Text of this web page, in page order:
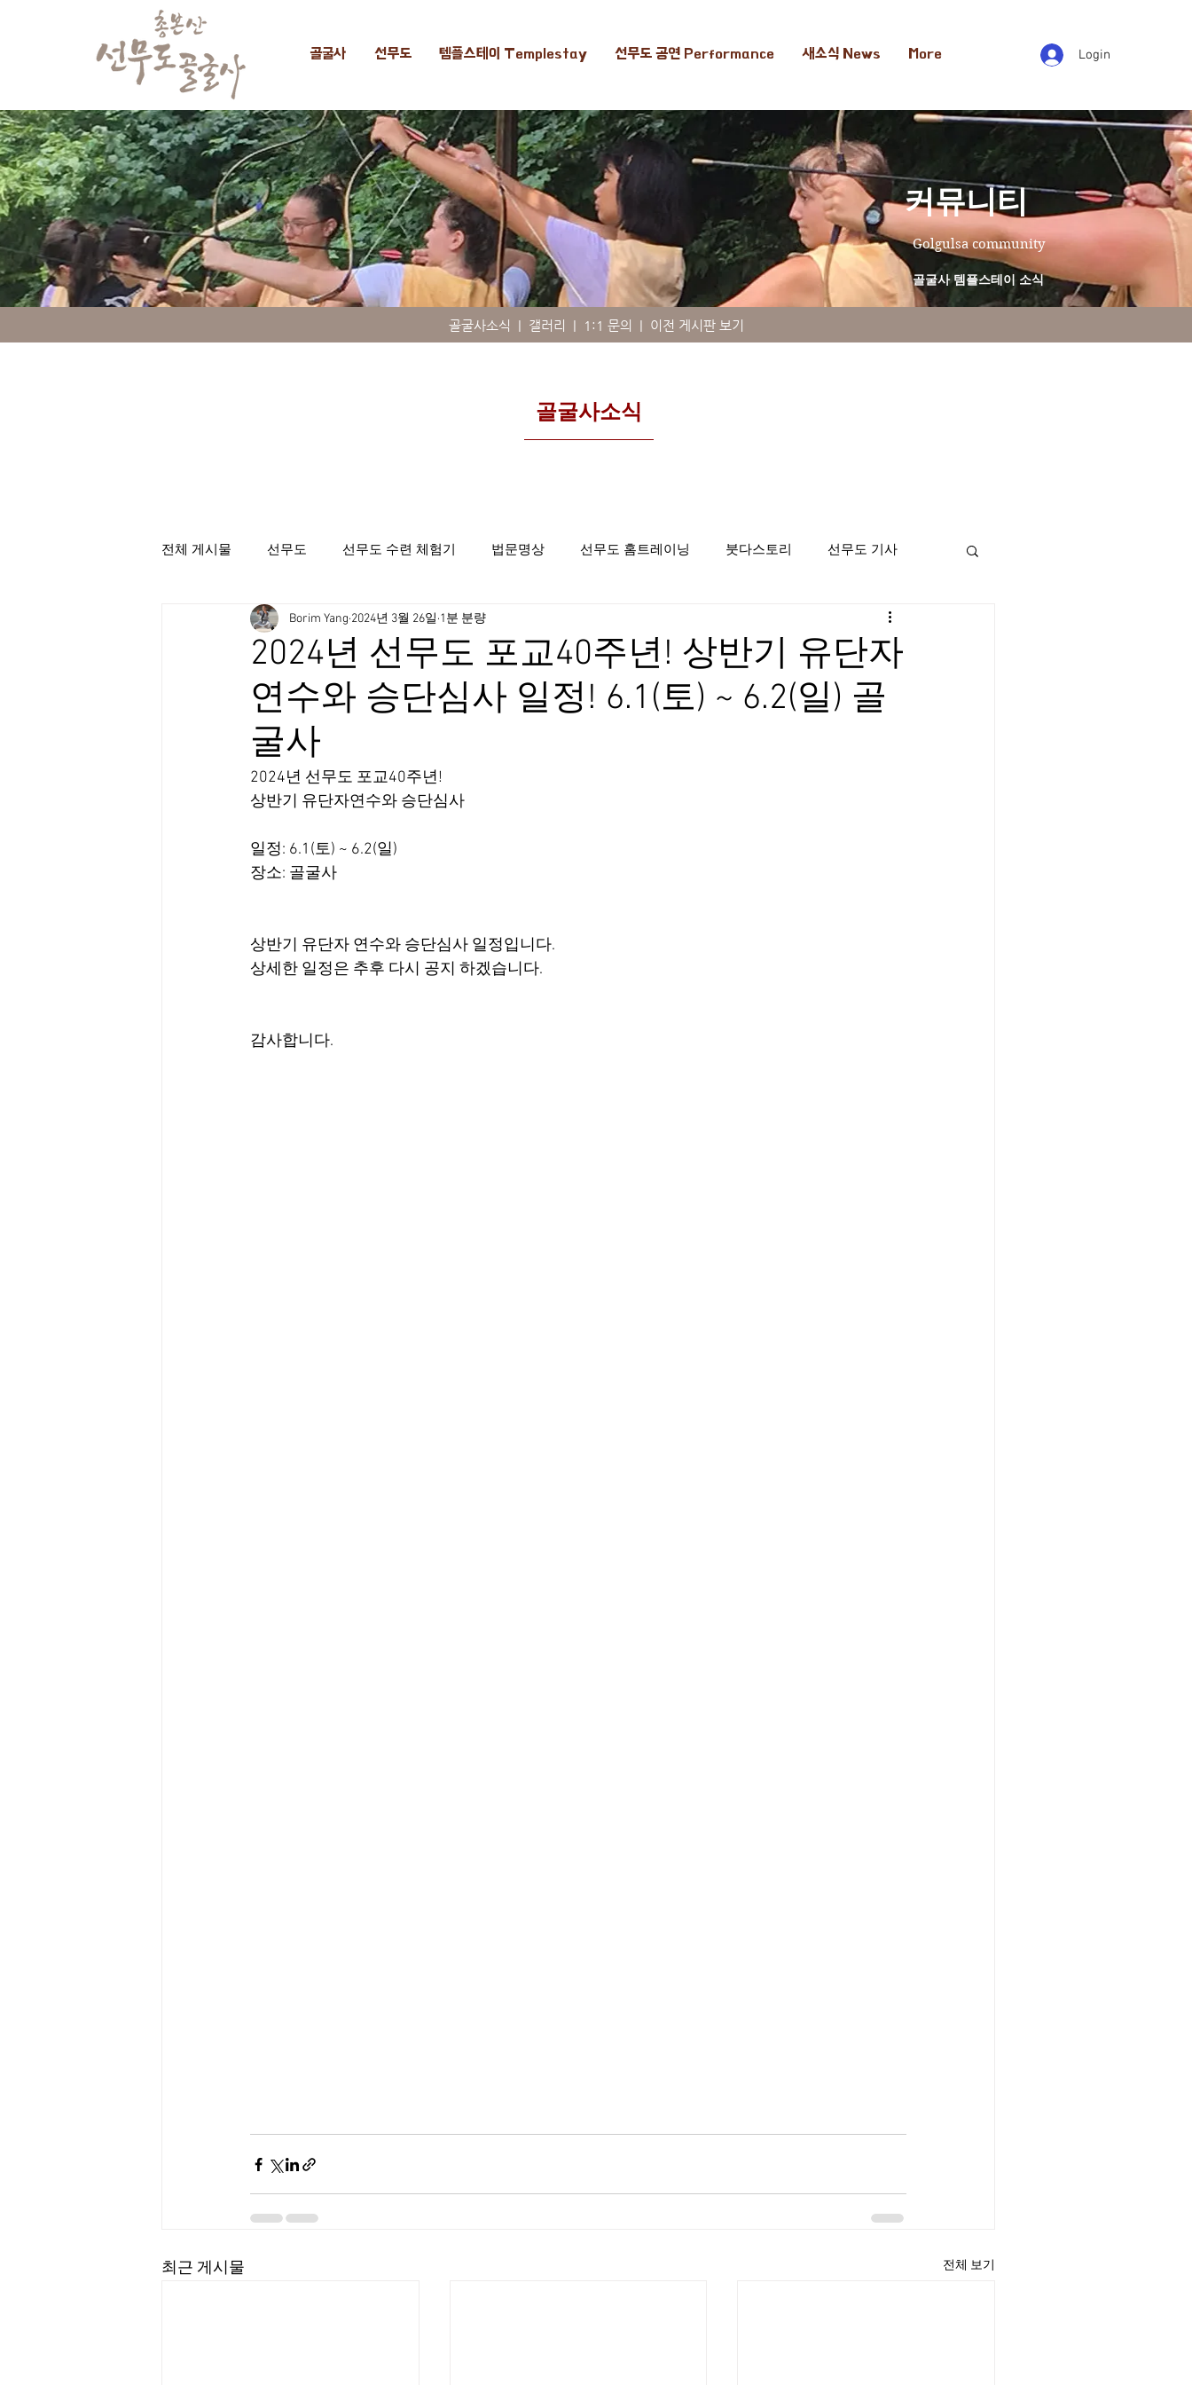
골굴사 선무도 템플스테이 Templestay 선무도 공연 Performance 새소식 News More Login
​커뮤니티
Golgulsa community
골굴사 템플스테이 소식
골굴사소식 | 갤러리 | 1:1 문의 | 이전 게시판 보기
​골굴사소식
전체 게시물 선무도 선무도 수련 체험기 법문명상 선무도 홈트레이닝 붓다스토리 선무도 기사
선무도총본산골굴사 시명상 선무도사진
2024년 선무도 포교40주년! 상반기 유단자
연수와 승단심사 일정! 6.1(토) ~ 6.2(일) 골
굴사
Borim Yang 2024년 3월 26일 1분 분량
2024년 선무도 포교40주년!
상반기 유단자연수와 승단심사
일정: 6.1(토) ~ 6.2(일)
장소: 골굴사
상반기 유단자 연수와 승단심사 일정입니다.
상세한 일정은 추후 다시 공지 하겠습니다.
감사합니다.
최근 게시물 전체 보기